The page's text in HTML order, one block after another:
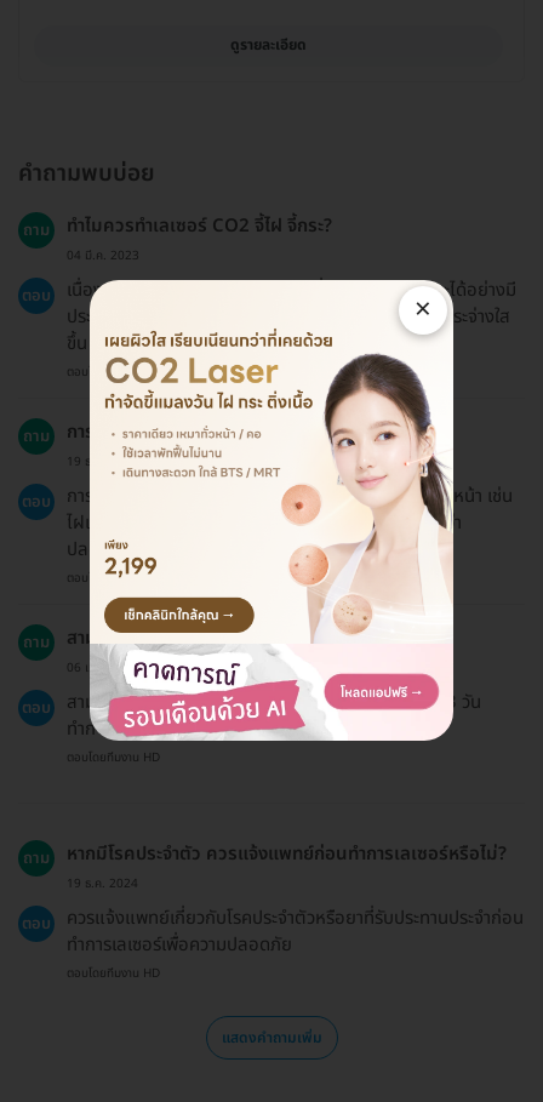
ดูรายละเอียด
คำถามพบบ่อย
ถาม ทำไมควรทำเลเซอร์ CO2 จี้ไฝ จี้กระ?
04 มี.ค. 2023
ตอบ
เนื่องจากสามารถขจัดปัญหาผิวหน้าที่เกิดจากไฝและกระได้อย่างมี
ประสิทธิภาพและรวดเร็ว ช่วยให้ผิวหน้าดูเรียบเนียนและกระจ่างใส
ขึ้น
ตอบโดยทีมงาน HD
ถาม การทำเลเซอร์ CO2 เหมาะกับกลุ่มอายุไหน?
19 ธ.ค. 2024
ตอบ
การทำเลเซอร์ CO2 สามารถทำได้กับผู้ใหญ่ที่มีปัญหาผิวหน้า เช่น
ไฝและกระ แต่ควรปรึกษาแพทย์ก่อนการทำเพื่อให้แน่ใจว่า
ปลอดภัย
ตอบโดยทีมงาน HD
ถาม สามารถเลื่อนนัดได้ไหม?
06 เม.ย. 2024
ตอบ
สามารถเลื่อนนัดได้ โดยต้องแจ้งล่วงหน้าอย่างน้อย 1-3 วัน
ทำการขึ้นอยู่กับเงื่อนไขของคลินิก
ตอบโดยทีมงาน HD
ถาม หากมีโรคประจำตัว ควรแจ้งแพทย์ก่อนทำการเลเซอร์หรือไม่?
19 ธ.ค. 2024
ตอบ
ควรแจ้งแพทย์เกี่ยวกับโรคประจำตัวหรือยาที่รับประทานประจำก่อน
ทำการเลเซอร์เพื่อความปลอดภัย
ตอบโดยทีมงาน HD
แสดงคำถามเพิ่ม
×